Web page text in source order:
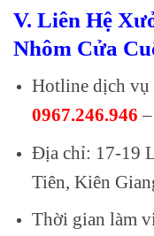
V. Liên Hệ
Nhôm Cửa
Hotline dịch vụ
0967.246.946 –
Địa chỉ: 17-19
Tiên, Kiên
Thời gian làm